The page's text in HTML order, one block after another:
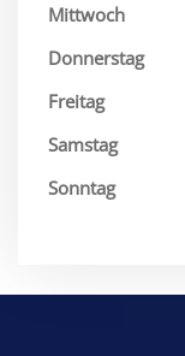
Mittwoch
Donnerstag
Freitag
Samstag
Sonntag